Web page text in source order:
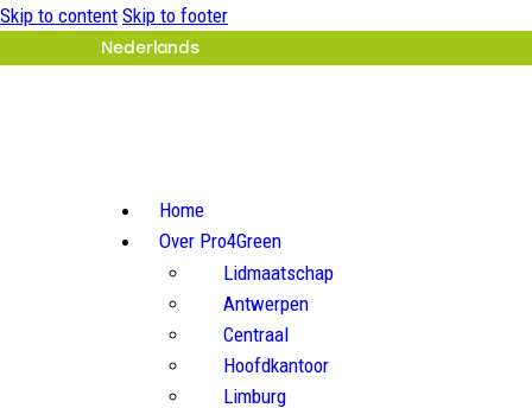
Skip to content Skip to footer
Nederlands
Home
Over Pro4Green
Lidmaatschap
Antwerpen
Centraal
Hoofdkantoor
Limburg